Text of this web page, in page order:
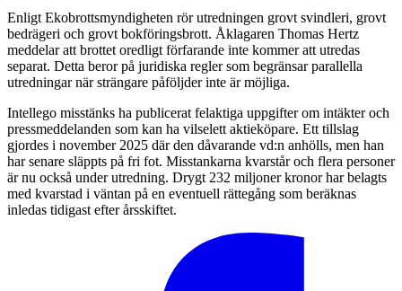
Enligt Ekobrottsmyndigheten rör utredningen grovt svindleri, grovt
bedrägeri och grovt bokföringsbrott. Åklagaren Thomas Hertz
meddelar att brottet oredligt förfarande inte kommer att utredas
separat. Detta beror på juridiska regler som begränsar parallella
utredningar när strängare påföljder inte är möjliga.
Intellego misstänks ha publicerat felaktiga uppgifter om intäkter och
pressmeddelanden som kan ha vilselett aktieköpare. Ett tillslag
gjordes i november 2025 där den dåvarande vd:n anhölls, men han
har senare släppts på fri fot. Misstankarna kvarstår och flera personer
är nu också under utredning. Drygt 232 miljoner kronor har belagts
med kvarstad i väntan på en eventuell rättegång som beräknas
inledas tidigast efter årsskiftet.